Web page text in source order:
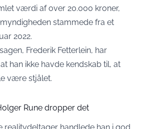
værdi af over 20.000 kroner,
stammede fra et
2022.
Frederik Fetterlein, har
han ikke havde kendskab til, at
være stjålet.
Rune dropper det
realitydeltager handlede han i god